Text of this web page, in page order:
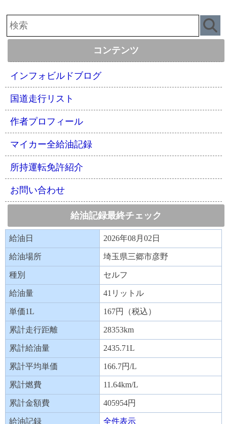
コンテンツ
インフォビルドブログ
国道走行リスト
作者プロフィール
マイカー全給油記録
所持運転免許紹介
お問い合わせ
給油記録最終チェック
給油日 2026年08月02日
給油場所 埼玉県三郷市彦野
種別 セルフ
給油量 41リットル
単価1L 167円（税込）
累計走行距離 28353km
累計給油量 2435.71L
累計平均単価 166.7円/L
累計燃費 11.64km/L
累計金額費 405954円
給油記録 全件表示